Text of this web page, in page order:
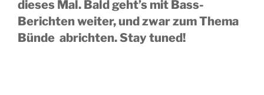
dieses Mal. Bald geht’s mit Bass-
Berichten weiter, und zwar zum Thema
Bünde abrichten. Stay tuned!